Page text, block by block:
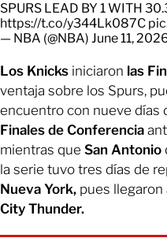
SPURS LEAD BY 1 WITH
https://t.co/y344Lk087C
— NBA (@NBA) June 11,
Los Knicks iniciaron las
ventaja sobre los Spurs,
encuentro con nueve días
Finales de Conferencia
mientras que San Antonio
la serie tuvo tres días de
Nueva York, pues llegaron
City Thunder.